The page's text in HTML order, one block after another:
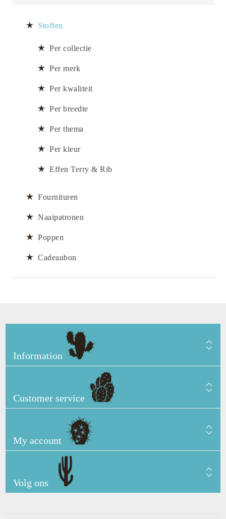
Stoffen
Per collectie
Per merk
Per kwaliteit
Per breedte
Per thema
Per kleur
Effen Terry & Rib
Fournituren
Naaipatronen
Poppen
Cadeaubon
Information
Customer service
My account
Volg ons